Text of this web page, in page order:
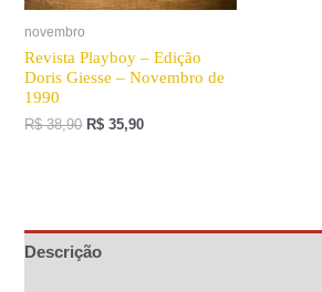
novembro
Revista Playboy – Edição
Doris Giesse – Novembro de
1990
R$38,90 R$ 35,90
Descrição